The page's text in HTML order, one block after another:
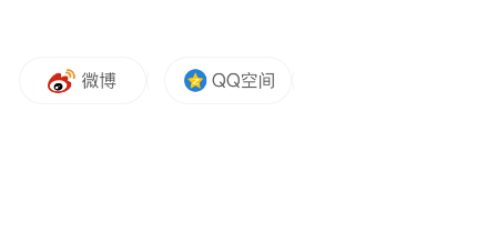
2024年，北京市医保部门在协同公安机关打